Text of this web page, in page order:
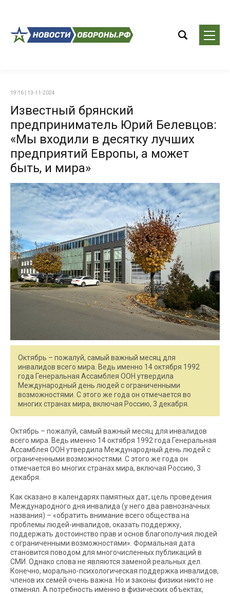
19:16 | 13-11-2024
Известный брянский
предприниматель Юрий Белевцов:
«Мы входили в десятку лучших
предприятий Европы, а может
быть, и мира»
Октябрь – пожалуй, самый важный месяц для
инвалидов всего мира. Ведь именно 14 октября 1992
года Генеральная Ассамблея ООН утвердила
Международный день людей с ограниченными
возможностями. С этого же года он отмечается во
многих странах мира, включая Россию, 3 декабря.
Октябрь – пожалуй, самый важный месяц для инвалидов
всего мира. Ведь именно 14 октября 1992 года Генеральная
Ассамблея ООН утвердила Международный день людей с
ограниченными возможностями. С этого же года он
отмечается во многих странах мира, включая Россию, 3
декабря.
Как сказано в календарях памятных дат, цель проведения
Международного дня инвалида (у него два равнозначных
названия) – «обратить внимание всего общества на
проблемы людей-инвалидов, оказать поддержку,
поддержать достоинство прав и основ благополучия людей
с ограниченными возможностями». Формальная дата
становится поводом для многочисленных публикаций в
СМИ. Однако слова не являются заменой реальных дел.
Конечно, морально-психологическая поддержка инвалидов,
членов их семей очень важна. Но и законы физики никто не
отменял. А потребность именно в физических объектах,